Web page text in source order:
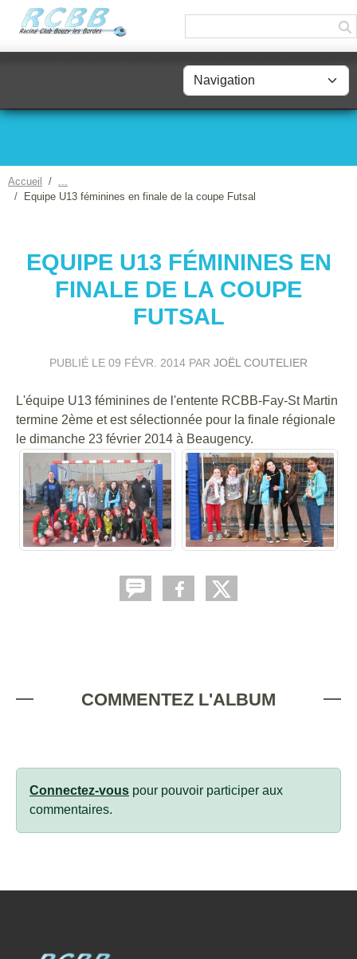
Accueil
Equipe U13 féminines en finale de la coupe Futsal
EQUIPE U13 FÉMININES EN
FINALE DE LA COUPE
FUTSAL
PUBLIÉ LE 09 FÉVR. 2014 PAR JOËL COUTELIER
L'équipe U13 féminines de l'entente RCBB-Fay-St Martin
termine 2ème et est sélectionnée pour la finale régionale
le dimanche 23 février 2014 à Beaugency.
COMMENTEZ L'ALBUM
Connectez-vous pour pouvoir participer aux
commentaires.
Panneau de gestion des cookies